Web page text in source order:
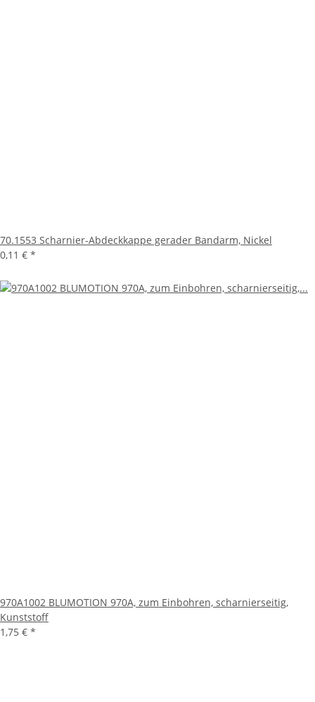
70.1553 Scharnier-Abdeckkappe gerader Bandarm, Nickel
0,11 € *
970A1002 BLUMOTION 970A, zum Einbohren, scharnierseitig,
Kunststoff
1,75 € *